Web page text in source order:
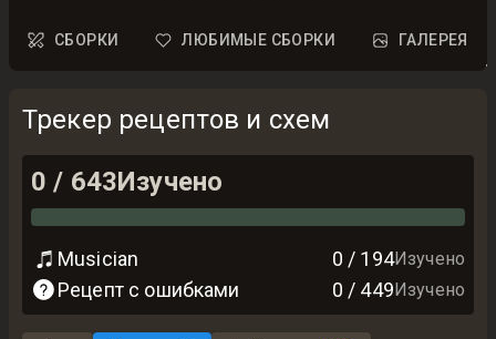
СБОРКИ ЛЮБИМЫЕ СБОРКИ ГАЛЕРЕЯ
Трекер рецептов и схем
0 / 643Изучено
Musician 0 / 194Изучено
Рецепт с ошибками 0 / 449Изучено